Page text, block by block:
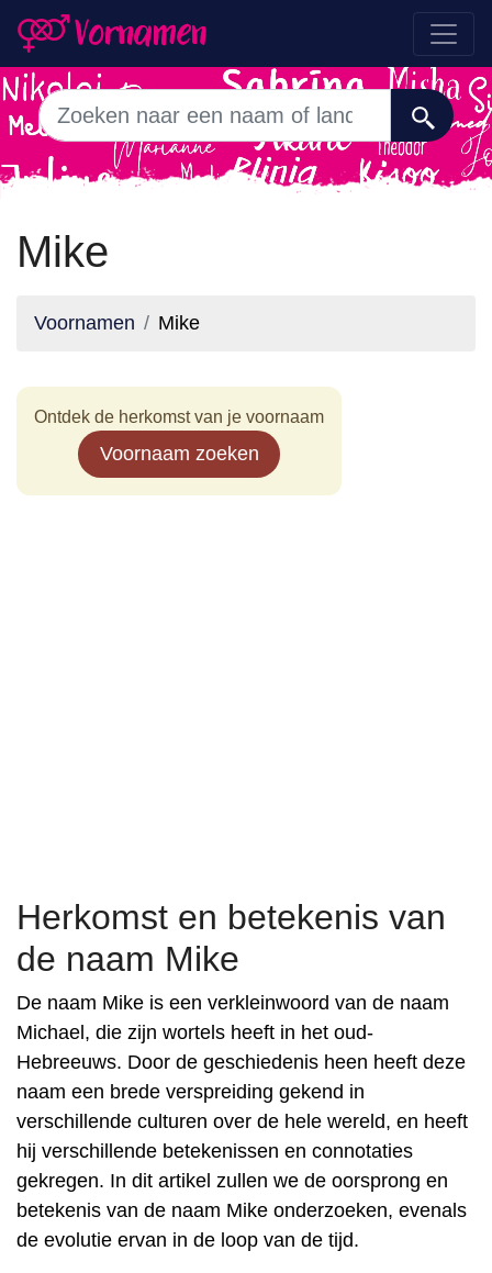
Mike
Voornamen Mike
Ontdek de herkomst van je voornaam
Voornaam zoeken
Herkomst en betekenis van
de naam Mike
De naam Mike is een verkleinwoord van de naam
Michael, die zijn wortels heeft in het oud-
Hebreeuws. Door de geschiedenis heen heeft deze
naam een ​​brede verspreiding gekend in
verschillende culturen over de hele wereld, en heeft
hij verschillende betekenissen en connotaties
gekregen. In dit artikel zullen we de oorsprong en
betekenis van de naam Mike onderzoeken, evenals
de evolutie ervan in de loop van de tijd.